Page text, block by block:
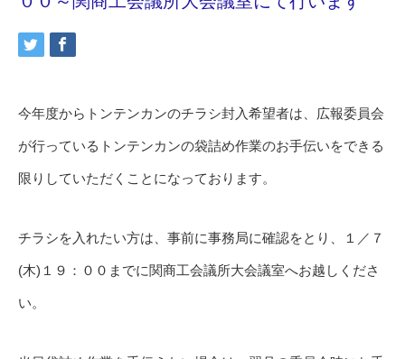
今年度からトンテンカンのチラシ封入希望者は、広報委員会
が行っているトンテンカンの袋詰め作業のお手伝いをできる
限りしていただくことになっております。
チラシを入れたい方は、事前に事務局に確認をとり、１／７
(木)１９：００までに関商工会議所大会議室へお越しくださ
い。